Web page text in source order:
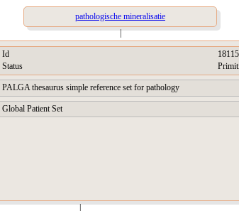
pathologische mineralisatie
|
Id
Status
PALGA thesaurus simple reference set for pathology
Global Patient Set
|